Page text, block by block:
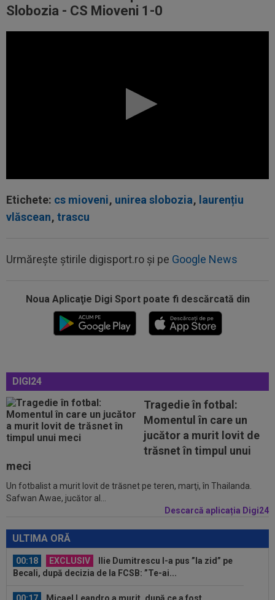
Slobozia - CS Mioveni 1-0
Etichete: cs mioveni, unirea slobozia, laurențiu
vlăscean, trascu
Urmărește știrile digisport.ro și pe Google News
Noua Aplicaţie Digi Sport poate fi descărcată din
DIGI24
Tragedie în fotbal:
Momentul în care un
jucător a murit lovit de
trăsnet în timpul unui
meci
Un fotbalist a murit lovit de trăsnet pe teren, marţi, în Thailanda.
Safwan Awae, jucător al...
Descarcă aplicația Digi24
ULTIMA ORĂ
00:17
Micael Leandro a murit, după ce a fost
00:04
Surpriza serii în Europa: rezultat ”strălucitor”
pentru oaspeți în turul trei...
FOTO
I-a lăsat ”mască”! Ce a făcut Vinicius
23:52 EXCLUSIV
Ilie Dumitrescu a numit cel mai
bun atacant din SuperLiga României
23:51
Surpriza din preliminariile Champions League
le-a rupt seria de victorii...
Dan Petrescu s-a decis
00:19 Jovo Lukic e în fața transferului carierei
Becali, după decizia de la FCSB: ”Te-ai...
00:17
Micael Leandro a murit, după ce a fost
împușcat în timpul meciului
00:04 Surpriza serii în Europa: rezultat ”strălucitor”